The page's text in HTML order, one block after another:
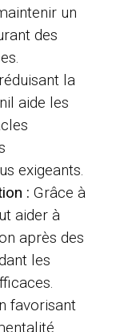
un
des
la
aide les
exigeants.
: Grâce à
aider à
après des
les
favorisant